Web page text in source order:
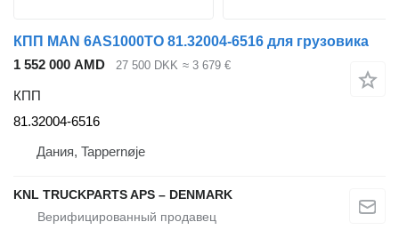
КПП MAN 6AS1000TO 81.32004-6516 для грузовика
1 552 000 AMD
27 500 DKK ≈ 3 679 €
КПП
81.32004-6516
Дания, Tappernøje
KNL TRUCKPARTS APS – DENMARK